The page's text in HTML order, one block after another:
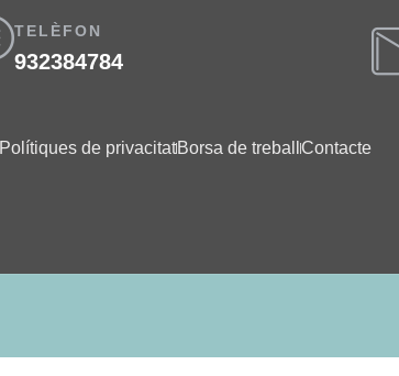
TELÈFON
932384784
Polítiques de privacitatBorsa de treball Contacte